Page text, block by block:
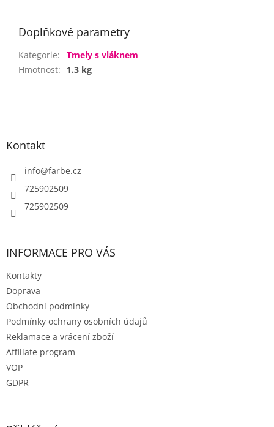
Doplňkové parametry
Kategorie:
Tmely s vláknem
Hmotnost: 1.3 kg
Z
Kontakt
info@farbe.cz
725902509
725902509
INFORMACE PRO VÁS
Kontakty
Doprava
Obchodní podmínky
Podmínky ochrany osobních údajů
Reklamace a vrácení zboží
Affiliate program
VOP
GDPR